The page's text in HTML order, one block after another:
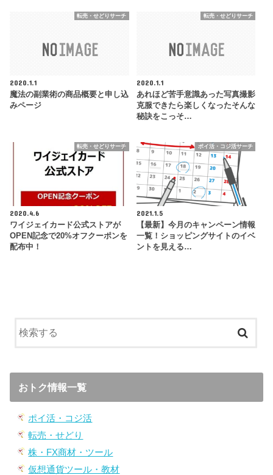
転売・せどりサーチ
2020.1.1
魔法の副業術の商品概要と申し込
みページ
転売・せどりサーチ
2020.1.1
あれほど苦手意識あった写真撮影
克服できたら楽しくなったそんな
秘訣をこっそ…
転売・せどりサーチ
2020.4.6
ワイジェイカード公式ストアが
OPEN記念で20%オフクーポンを
配布中！
ポイ活・コジ活サーチ
2021.1.5
【最新】今月のキャンペーン情報
一覧！ショッピングサイトのイベ
ントを見える…
おトク情報一覧
ポイ活・コジ活
転売・せどり
株・FX商材・ツール
仮想通貨ツール・教材